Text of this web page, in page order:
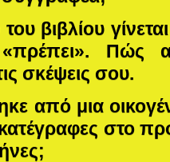
βιβλίου
Πώς
σκέψεις σου.
από μια
στο